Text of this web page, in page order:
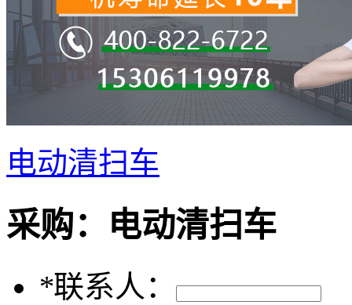
电动清扫车
采购： 电动清扫车
*联系人：